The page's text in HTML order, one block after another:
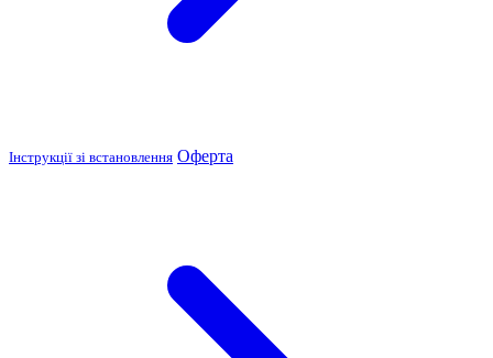
Інструкції зі встановлення Оферта